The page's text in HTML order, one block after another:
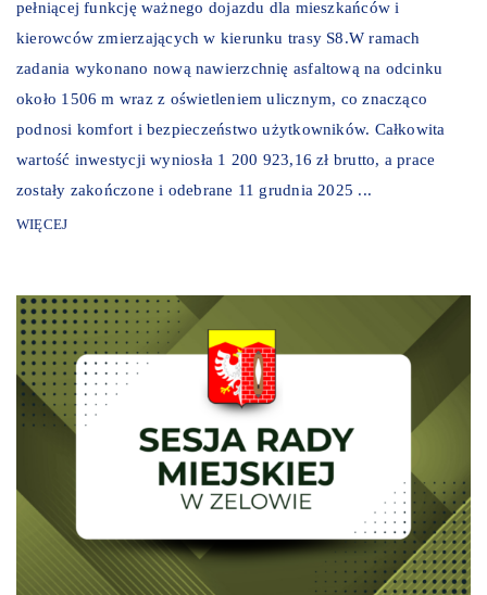
pełniącej funkcję ważnego dojazdu dla mieszkańców i
kierowców zmierzających w kierunku trasy S8.W ramach
zadania wykonano nową nawierzchnię asfaltową na odcinku
około 1506 m wraz z oświetleniem ulicznym, co znacząco
podnosi komfort i bezpieczeństwo użytkowników. Całkowita
wartość inwestycji wyniosła 1 200 923,16 zł brutto, a prace
zostały zakończone i odebrane 11 grudnia 2025 ...
WIĘCEJ